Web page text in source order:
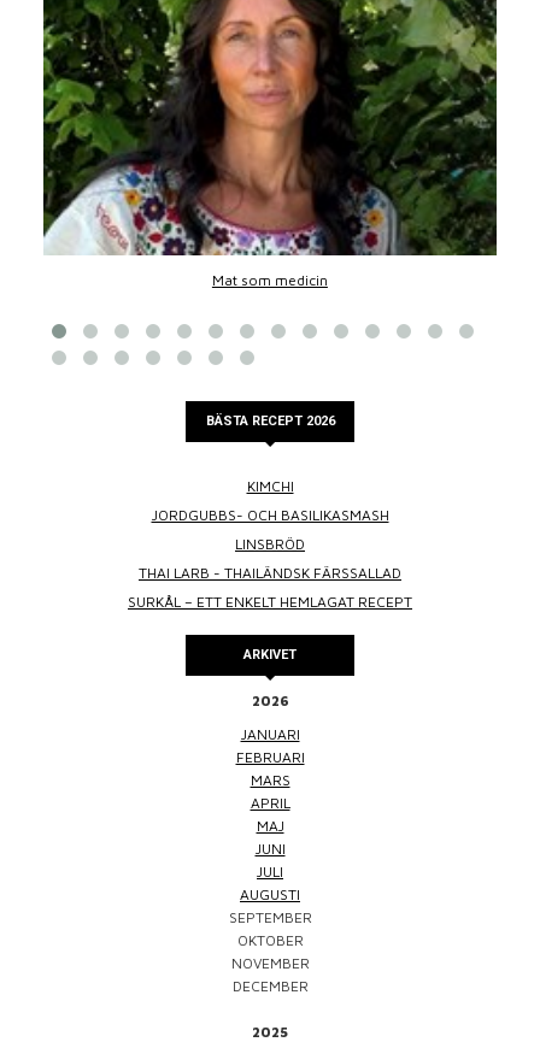
Mat som medicin
BÄSTA RECEPT 2026
KIMCHI
JORDGUBBS- OCH BASILIKASMASH
LINSBRÖD
THAI LARB - THAILÄNDSK FÄRSSALLAD
SURKÅL – ETT ENKELT HEMLAGAT RECEPT
ARKIVET
2026
JANUARI
FEBRUARI
MARS
APRIL
MAJ
JUNI
JULI
AUGUSTI
SEPTEMBER
OKTOBER
NOVEMBER
DECEMBER
2025